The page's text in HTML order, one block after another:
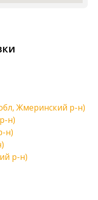
Жмеринский р-н)
н)
н)
р-н)